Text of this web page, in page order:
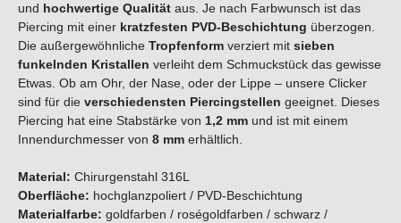
und hochwertige Qualität aus. Je nach Farbwunsch ist das
Piercing mit einer kratzfesten PVD-Beschichtung überzogen.
Die außergewöhnliche Tropfenform verziert mit sieben
funkelnden Kristallen verleiht dem Schmuckstück das gewisse
Etwas. Ob am Ohr, der Nase, oder der Lippe – unsere Clicker
sind für die verschiedensten Piercingstellen geeignet. Dieses
Piercing hat eine Stabstärke von 1,2 mm und ist mit einem
Innendurchmesser von 8 mm erhältlich.
Material: Chirurgenstahl 316L
Oberfläche: hochglanzpoliert / PVD-Beschichtung
Materialfarbe: goldfarben / roségoldfarben / schwarz /